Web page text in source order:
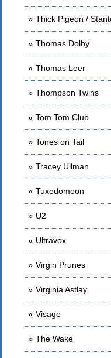
Thick Pigeon /
Thomas Dolby
Thomas Leer
Thompson Twins
Tom Tom Club
Tones on Tail
Tracey Ullman
Tuxedomoon
U2
Ultravox
Virgin Prunes
Virginia Astlay
Visage
The Wake